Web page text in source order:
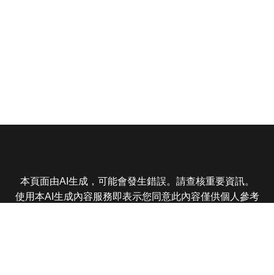
本頁面由AI生成，可能會發生錯誤。請查核重要資訊。
使用本AI生成內容服務即表示您同意此內容僅供個人參考